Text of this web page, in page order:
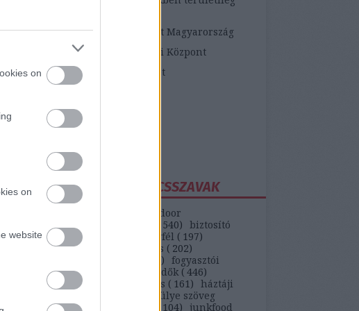
on
on
website
Európai Fogyasztói Központ Magyarország
Pénzügyi Fogyasztóvédelmi Központ
Pénzügyi Békéltető Testület
TudatosVásárló.hu
Fogyasztóvédő Alapítvány
Mintawebáruház
A LEGGYAKORIBB KULCSSZAVAK
backdoor
540) biztosító
(171 ) bkv 133 boldog ügyfél ( 197)
bűncselekmény
csalás ( 202)
) fogyasztói
(442) gvti-fogyasztóvédők ( 446)
gyerek
149) házhozszállítás ( 161 ) háztáji
hülye szöveg
) internet 104)
junkfood